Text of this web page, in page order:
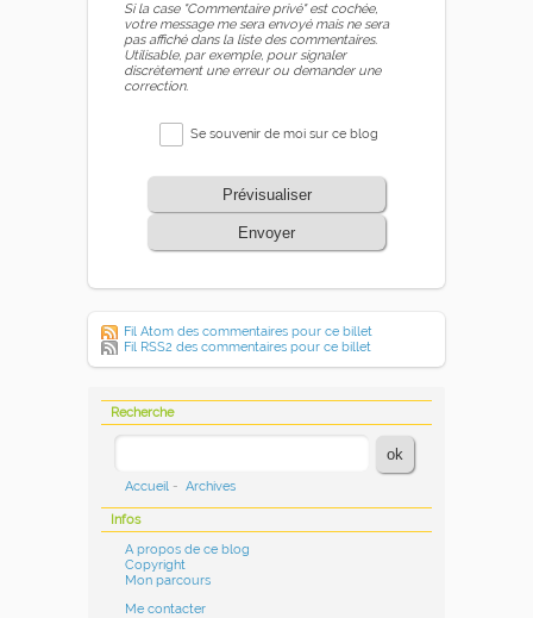
Si la case "Commentaire privé" est cochée,
votre message me sera envoyé mais ne sera
pas affiché dans la liste des commentaires.
Utilisable, par exemple, pour signaler
discrètement une erreur ou demander une
correction.
Se souvenir de moi sur ce blog
Prévisualiser
Envoyer
Fil Atom des commentaires pour ce billet
Fil RSS2 des commentaires pour ce billet
Recherche
Accueil - Archives
Infos
A propos de ce blog
Copyright
Mon parcours
Me contacter